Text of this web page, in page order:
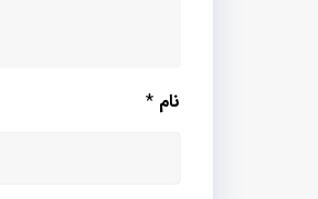
نام *